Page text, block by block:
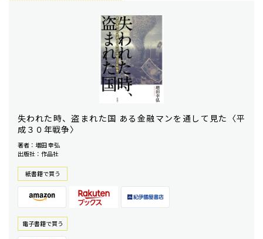
失われた時、盗まれた国 ある金融マンを通して見た〈平
成３０年戦争〉
著者：増田 幸弘
出版社：作品社
紙書籍で買う
電⼦書籍で買う